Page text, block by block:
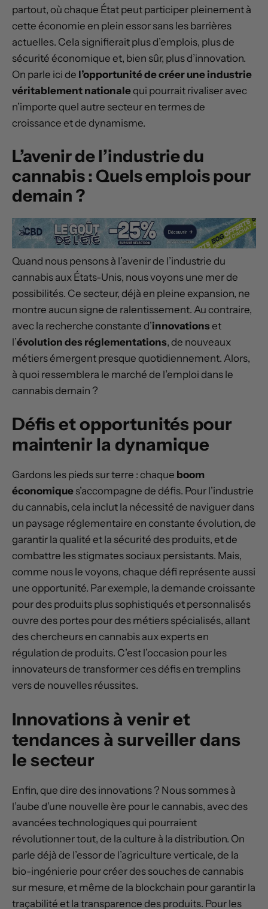
partout, où chaque État peut participer pleinement à
cette économie en plein essor sans les barrières
actuelles. Cela signifierait plus d’emplois, plus de
sécurité économique et, bien sûr, plus d’innovation.
On parle ici de l’opportunité de créer une industrie
véritablement nationalequi pourrait rivaliser avec
n’importe quel autre secteur en termes de
croissance et de dynamisme.
L’avenir de l’industrie du
cannabis : Quels emplois pour
demain ?
Quand nous pensons à l’avenir de l’industrie du
cannabis aux États-Unis, nous voyons une mer de
possibilités. Ce secteur, déjà en pleine expansion, ne
montre aucun signe de ralentissement. Au contraire,
avec la recherche constante d’innovationset
l’évolution des réglementations, de nouveaux
métiers émergent presque quotidiennement. Alors,
à quoi ressemblera le marché de l’emploi dans le
cannabis demain ?
Défis et opportunités pour
maintenir la dynamique
Gardons les pieds sur terre : chaque boom
économique s’accompagne de défis. Pour l’industrie
du cannabis, cela inclut la nécessité de naviguer dans
un paysage réglementaire en constante évolution, de
garantir la qualité et la sécurité des produits, et de
combattre les stigmates sociaux persistants. Mais,
comme nous le voyons, chaque défi représente aussi
une opportunité. Par exemple, la demande croissante
pour des produits plus sophistiqués et personnalisés
ouvre des portes pour des métiers spécialisés, allant
des chercheurs en cannabis aux experts en
régulation de produits. C’est l’occasion pour les
innovateurs de transformer ces défis en tremplins
vers de nouvelles réussites.
Innovations à venir et
tendances à surveiller dans
le secteur
Enfin, que dire des innovations ? Nous sommes à
l’aube d’une nouvelle ère pour le cannabis, avec des
avancées technologiques qui pourraient
révolutionner tout, de la culture à la distribution. On
parle déjà de l’essor de l’agriculture verticale, de la
bio-ingénierie pour créer des souches de cannabis
sur mesure, et même de la blockchain pour garantir la
traçabilité et la transparence des produits. Pour les